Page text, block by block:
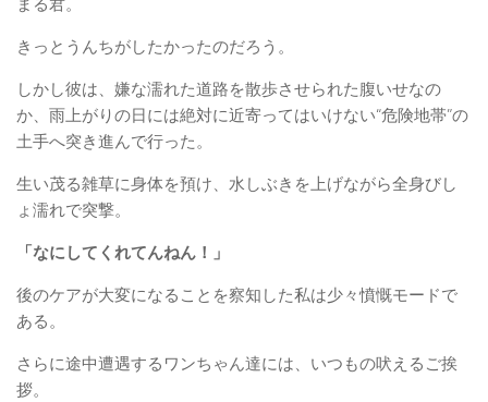
まる君。
きっとうんちがしたかったのだろう。
しかし彼は、嫌な濡れた道路を散歩させられた腹いせなの
か、雨上がりの日には絶対に近寄ってはいけない“危険地帯”の
土手へ突き進んで行った。
生い茂る雑草に身体を預け、水しぶきを上げながら全身びし
ょ濡れで突撃。
「なにしてくれてんねん！」
後のケアが大変になることを察知した私は少々憤慨モードで
ある。
さらに途中遭遇するワンちゃん達には、いつもの吠えるご挨
拶。